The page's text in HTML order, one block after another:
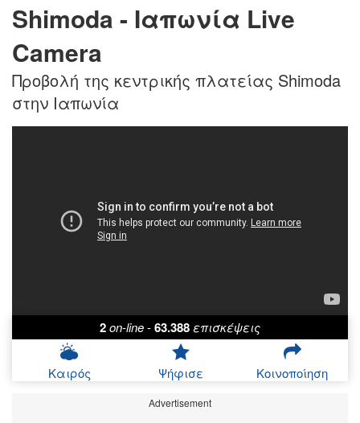
Shimoda - Ιαπωνία Live
Camera
Προβολή της κεντρικής πλατείας Shimoda
στην Ιαπωνία
2on-line-63.388επισκέψεις
Καιρός Ψήφισε Κοινοποίηση
Advertisement